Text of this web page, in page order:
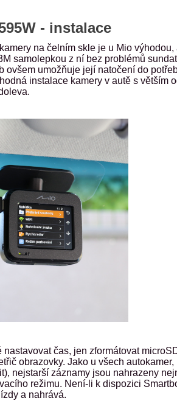
- instalace
na čelním skle je u Mio
samolepkou z ní bez problémů
ovšem umožňuje její natočení do
instalace kamery v autě s větším
nastavovat čas, jen zformátovat
obrazovky. Jako u všech
nejstarší záznamy jsou nahrazeny
režimu. Není-li k dispozici
a nahrává.